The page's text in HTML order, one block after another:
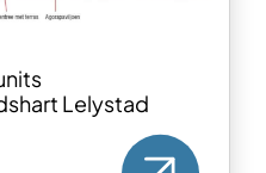
Lelystad